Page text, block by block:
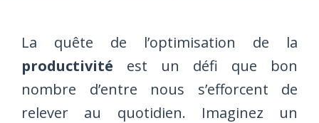
La quête de l’optimisation de la
productivité est un défi que bon
nombre d’entre nous s’efforcent de
relever au quotidien. Imaginez un